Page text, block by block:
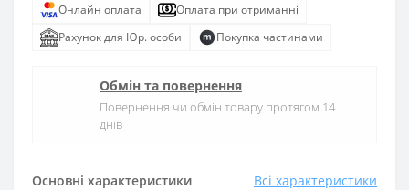
Основні характеристики Всі характеристики
Онлайн оплата
Оплата при отриманні
Рахунок для Юр. особи
Покупка частинами
Обмін та повернення
Повернення чи обмін товару протягом 14
днів